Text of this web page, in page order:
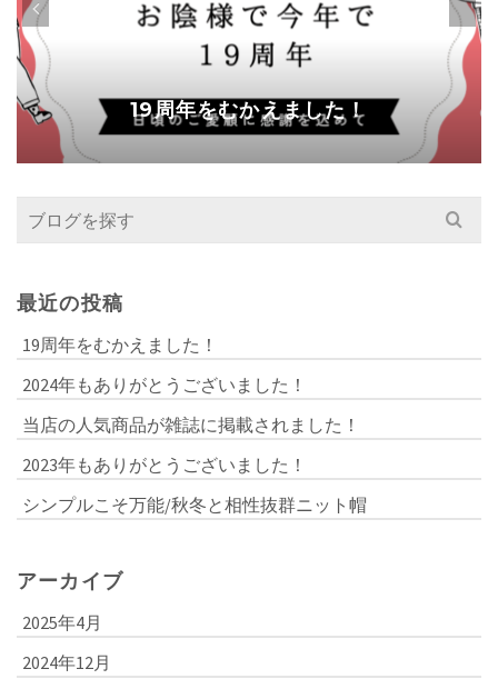
19周年をむかえました！
Search
最近の投稿
19周年をむかえました！
2024年もありがとうございました！
当店の人気商品が雑誌に掲載されました！
2023年もありがとうございました！
シンプルこそ万能/秋冬と相性抜群ニット帽
アーカイブ
2025年4月
2024年12月